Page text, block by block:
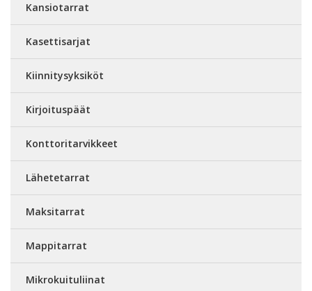
Kansiotarrat
Kasettisarjat
Kiinnitysyksiköt
Kirjoituspäät
Konttoritarvikkeet
Lähetetarrat
Maksitarrat
Mappitarrat
Mikrokuituliinat